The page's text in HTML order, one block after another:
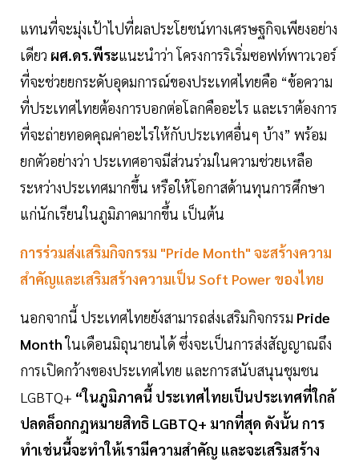
แทนที่จะมุ่งเป้าไปที่ผลประโยชน์ทางเศรษฐกิจเพียงอย่าง
เดียว ผศ.ดร.พีระแนะนำว่า โครงการริเริ่มซอฟท์พาวเวอร์
ที่จะช่วยยกระดับอุดมการณ์ของประเทศไทยคือ “ข้อความ
ที่ประเทศไทยต้องการบอกต่อโลกคืออะไร และเราต้องการ
ที่จะถ่ายทอดคุณค่าอะไรให้กับประเทศอื่นๆ บ้าง” พร้อม
ยกตัวอย่างว่า ประเทศอาจมีส่วนร่วมในความช่วยเหลือ
ระหว่างประเทศมากขึ้น หรือให้โอกาสด้านทุนการศึกษา
แก่นักเรียนในภูมิภาคมากขึ้น เป็นต้น
การร่วมส่งเสริมกิจกรรม "Pride Month" จะสร้างความ
สำคัญและเสริมสร้างความเป็น Soft Power ของไทย
นอกจากนี้ ประเทศไทยยังสามารถส่งเสริมกิจกรรม Pride
Monthในเดือนมิถุนายนได้ ซึ่งจะเป็นการส่งสัญญาณถึง
การเปิดกว้างของประเทศไทย และการสนับสนุนชุมชน
LGBTQ+ “ในภูมิภาคนี้ ประเทศไทยเป็นประเทศที่ใกล้
ปลดล็อกกฎหมายสิทธิ LGBTQ+ มากที่สุด ดังนั้น การ
ทำเช่นนี้จะทำให้เรามีความสำคัญ และจะเสริมสร้าง